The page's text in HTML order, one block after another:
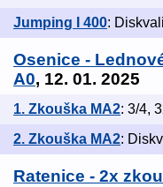
Jumping I 400:
Osenice -
A0, 12. 01. 2025
1. Zkouška MA2: 3/4,
2. Zkouška MA2:
Ratenice - 2x